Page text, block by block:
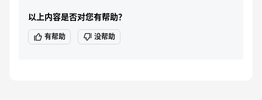
以上内容是否对您有帮助？
有帮助 没帮助